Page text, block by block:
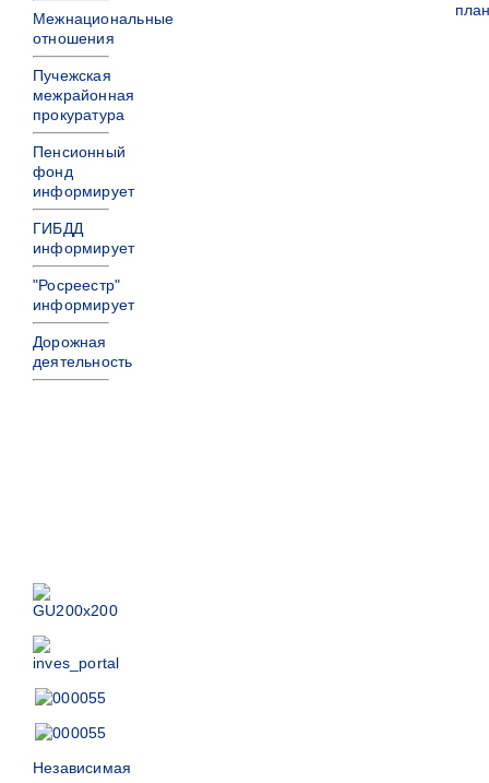
Межнациональные
отношения
Пучежская
межрайонная
прокуратура
Пенсионный
фонд
информирует
ГИБДД
информирует
"Росреестр"
информирует
Дорожная
деятельность
Независимая